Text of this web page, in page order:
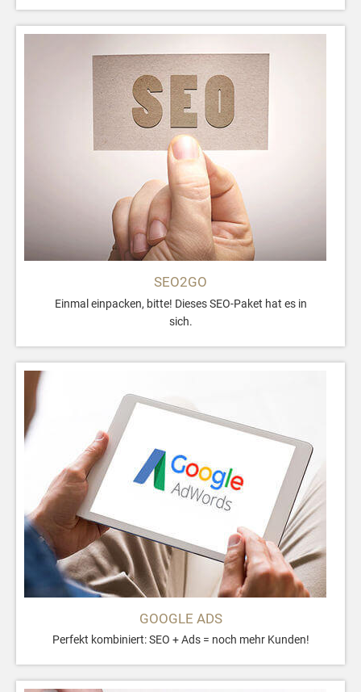
SEO2GO
Einmal einpacken, bitte! Dieses SEO-Paket hat es in
sich.
GOOGLE ADS
Perfekt kombiniert: SEO + Ads = noch mehr Kunden!